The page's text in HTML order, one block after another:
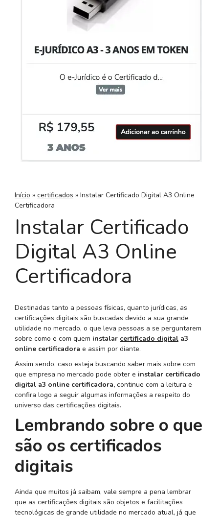
Início » certificados » Instalar Certificado Digital A3 Online
Certificadora
Instalar Certificado
Digital A3 Online
Certificadora
Destinadas tanto a pessoas físicas, quanto jurídicas, as
certificações digitais são buscadas devido a sua grande
utilidade no mercado, o que leva pessoas a se perguntarem
sobre como e com quem instalar certificado digital a3
online certificadora e assim por diante.
Assim sendo, caso esteja buscando saber mais sobre com
que empresa no mercado pode obter e instalar certificado
digital a3 online certificadora, continue com a leitura e
confira logo a seguir algumas informações a respeito do
universo das certificações digitais.
Lembrando sobre o que
são os certificados
digitais
Ainda que muitos já saibam, vale sempre a pena lembrar
que as certificações digitais são objetos e facilitações
tecnológicas de grande utilidade no mercado atual, já que